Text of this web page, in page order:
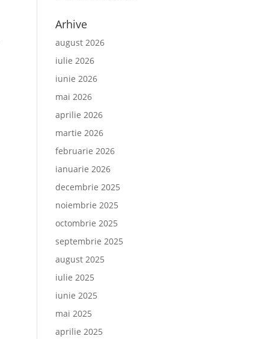
Arhive
august 2026
iulie 2026
iunie 2026
mai 2026
aprilie 2026
martie 2026
februarie 2026
ianuarie 2026
decembrie 2025
noiembrie 2025
octombrie 2025
septembrie 2025
august 2025
iulie 2025
iunie 2025
mai 2025
aprilie 2025